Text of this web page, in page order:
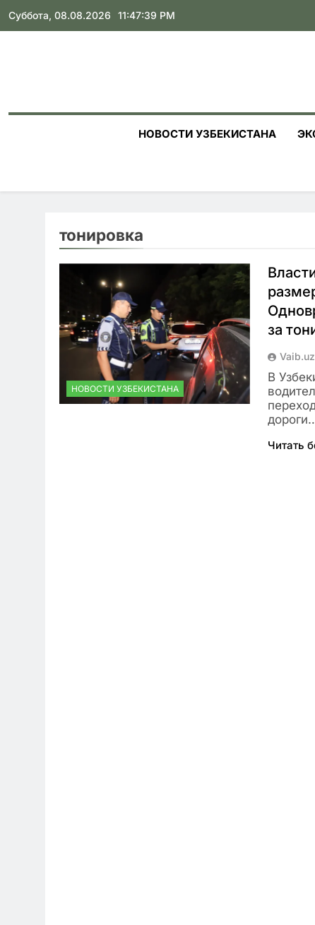
Skip
Суббота, 08.08.2026 11:47:40 PM
НОВОСТИ УЗБЕКИСТАНА
тонировка
НОВОСТИ УЗБЕКИСТАНА
за
Vaib.uz
В
Читать